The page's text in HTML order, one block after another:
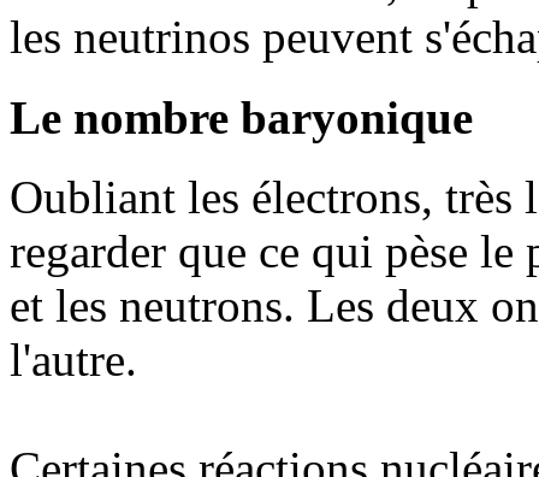
les neutrinos peuvent
Le nombre baryonique
Oubliant les électrons, très
regarder que ce qui pèse
et les neutrons. Les deux
l'autre.